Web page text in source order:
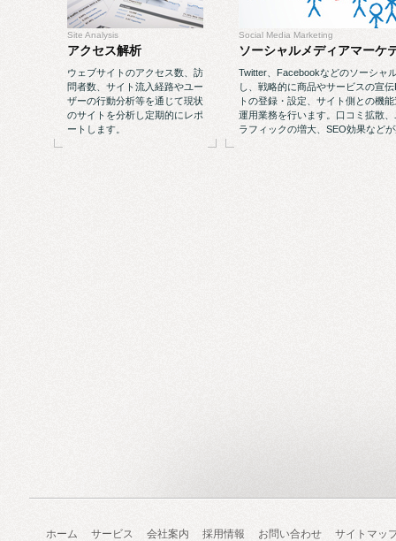
Site Analysis
アクセス解析
ウェブサイトのアクセス数、訪
問者数、サイト流入経路やユー
ザーの行動分析等を通じて現状
のサイトを分析し定期的にレポ
ートします。
Social Media Marketing
ソーシャルメディアマーケ
Twitter、Facebookなどのソーシャ
し、戦略的に商品やサービスの宣
トの登録・設定、サイト側との機
運用業務を行います。口コミ拡散
ラフィックの増大、SEO効果など
ホーム サービス 会社案内 採用情報 お問い合わせ サイトマッ